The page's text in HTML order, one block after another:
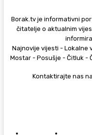
Borak.tv je informativni
čitatelje o aktualnim
Najnovije vijesti - Lokalne
Mostar - Posušje - Čitluk -
Kontaktirajte nas